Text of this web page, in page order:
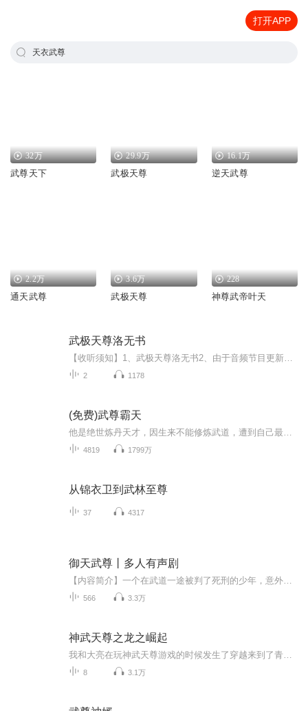
打开APP
天衣武尊
32万
武尊天下
29.9万
武极天尊
16.1万
逆天武尊
2.2万
通天武尊
3.6万
武极天尊
228
神尊武帝叶天
武极天尊洛无书
2 1178
(免费)武尊霸天
4819 1799万
从锦衣卫到武林至尊
37 4317
御天武尊丨多人有声剧
566 3.3万
神武天尊之龙之崛起
8 3.1万